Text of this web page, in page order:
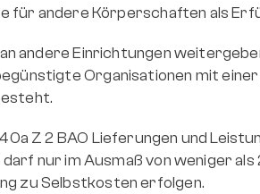
für andere Körperschaften als
andere Einrichtungen
Organisationen mit
Z 2 BAO Lieferungen und
nur im Ausmaß von weniger
zu Selbstkosten erfolgen.